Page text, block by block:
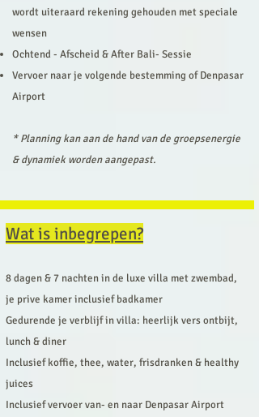
wordt uiteraard rekening gehouden met speciale
wensen
Ochtend - Afscheid & After Bali- Sessie
Vervoer naar je volgende bestemming of Denpasar
Airport
* Planning kan aan de hand van de groepsenergie
& dynamiek worden aangepast.
Wat is inbegrepen?
8 dagen & 7 nachten in de luxe villa met zwembad,
je prive kamer inclusief badkamer
Gedurende je verblijf in villa: heerlijk vers ontbijt,
lunch & diner
Inclusief koffie, thee, water, frisdranken & healthy
juices
Inclusief vervoer van- en naar Denpasar Airport